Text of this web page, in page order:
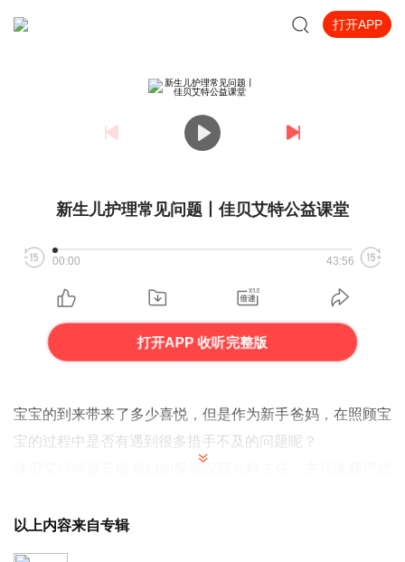
打开APP
新生儿护理常见问题丨佳贝艾特公益课堂
00:00 43:56
打开APP 收听完整版
宝宝的到来带来了多少喜悦，但是作为新手爸妈，在照顾宝
宝的过程中是否有遇到很多措手不及的问题呢？
黄疸、体重生理性下降怎么办？
育儿中到底哪些底线不能碰？
以上内容来自专辑